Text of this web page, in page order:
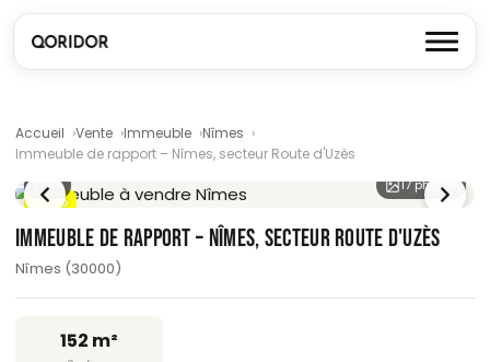
Accueil Vente Immeuble
Nîmes
Immeuble de rapport – Nîmes, secteur Route d'Uzès
DPE D
/ 17 17 photos
IMMEUBLE DE RAPPORT – NÎMES, SECTEUR ROUTE D'UZÈS
Nîmes (30000)
152 m²